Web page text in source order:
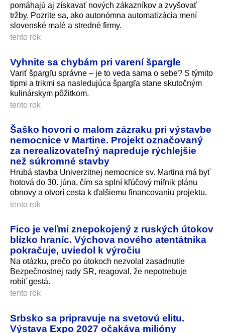
pomáhajú aj získavať nových zákazníkov a zvyšovať
tržby. Pozrite sa, ako autonómna automatizácia mení
slovenské malé a stredné firmy.
tento rok
Vyhnite sa chybám pri varení špargle
Variť špargľu správne – je to veda sama o sebe? S týmito
tipmi a trikmi sa nasledujúca špargľa stane skutočným
kulinárskym pôžitkom.
tento rok
Šaško hovorí o malom zázraku pri výstavbe
nemocnice v Martine. Projekt označovaný
za nerealizovateľný napreduje rýchlejšie
než súkromné stavby
Hrubá stavba Univerzitnej nemocnice sv. Martina má byť
hotová do 30. júna, čím sa splní kľúčový míľnik plánu
obnovy a otvorí cesta k ďalšiemu financovaniu projektu.
tento rok
Fico je veľmi znepokojený z ruských útokov
blízko hraníc. Výchova nového atentátnika
pokračuje, uviedol k výročiu
Na otázku, prečo po útokoch nezvolal zasadnutie
Bezpečnostnej rady SR, reagoval, že nepotrebuje
robiť gestá.
tento rok
Srbsko sa pripravuje na svetovú elitu.
Výstava Expo 2027 očakáva milióny